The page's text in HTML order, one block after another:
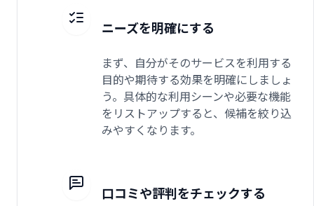
ニーズを明確にする
まず、自分がそのサービスを利用する
目的や期待する効果を明確にしましょ
う。具体的な利用シーンや必要な機能
をリストアップすると、候補を絞り込
みやすくなります。
口コミや評判をチェックする